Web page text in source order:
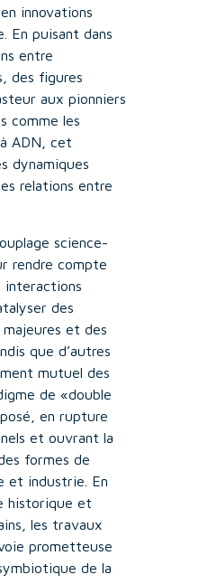
innovations
En puisant dans
entre
des figures
aux pionniers
comme les
ADN, cet
dynamiques
relations entre
science-
rendre compte
interactions
des
et des
que d’autres
mutuel des
de «double
en rupture
et ouvrant la
formes de
et industrie. En
historique et
les travaux
prometteuse
de la